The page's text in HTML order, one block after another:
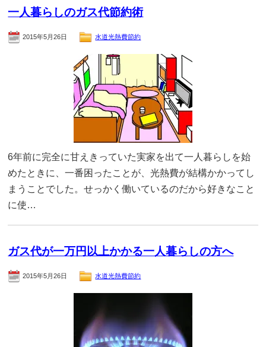
一人暮らしのガス代節約術
2015年5月26日 水道光熱費節約
6年前に完全に甘えきっていた実家を出て一人暮らしを始
めたときに、一番困ったことが、光熱費が結構かかってし
まうことでした。せっかく働いているのだから好きなこと
に使…
ガス代が一万円以上かかる一人暮らしの方へ
2015年5月26日 水道光熱費節約